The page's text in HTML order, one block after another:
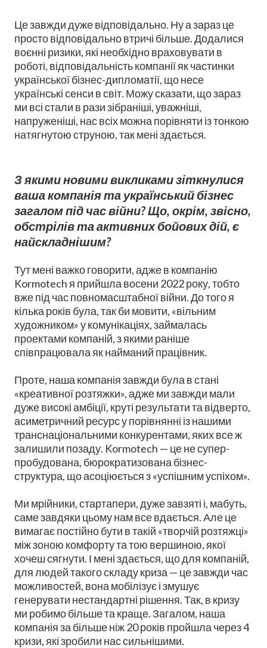
Це завжди дуже відповідально. Ну а зараз це
просто відповідально втричі більше. Додалися
воєнні ризики, які необхідно враховувати в
роботі, відповідальність компанії як частинки
української бізнес-дипломатії, що несе
українські сенси в світ. Можу сказати, що зараз
ми всі стали в рази зібраніші, уважніші,
напруженіші, нас всіх можна порівняти із тонкою
натягнутою струною, так мені здається.
З якими новими викликами зіткнулися
ваша компанія та український бізнес
загалом під час війни? Що, окрім, звісно,
обстрілів та активних бойових дій, є
найскладнішим?
Тут мені важко говорити, адже в компанію
Kormotech я прийшла восени 2022 року, тобто
вже під час повномасштабної війни. До того я
кілька років була, так би мовити, «вільним
художником» у комунікаціях, займалась
проектами компаній, з якими раніше
співпрацювала як найманий працівник.
Проте, наша компанія завжди була в стані
«креативної розтяжки», адже ми завжди мали
дуже високі амбіції, круті результати та відверто,
асиметричний ресурс у порівнянні із нашими
транснаціональними конкурентами, яких все ж
залишили позаду. Kormotech — це не супер-
пробудована, бюрократизована бізнес-
структура, що асоціюється з «успішним успіхом».
Ми мрійники, стартапери, дуже завзяті і, мабуть,
саме завдяки цьому нам все вдається. Але це
вимагає постійно бути в такій «творчій розтяжці»
між зоною комфорту та тою вершиною, якої
хочеш сягнути. І мені здається, що для компаній,
для людей такого складу криза — це завжди час
можливостей, вона мобілізує і змушує
генерувати нестандартні рішення. Так, в кризу
ми робимо більше та краще. Загалом, наша
компанія за більше ніж 20 років пройшла через 4
кризи, які зробили нас сильнішими.